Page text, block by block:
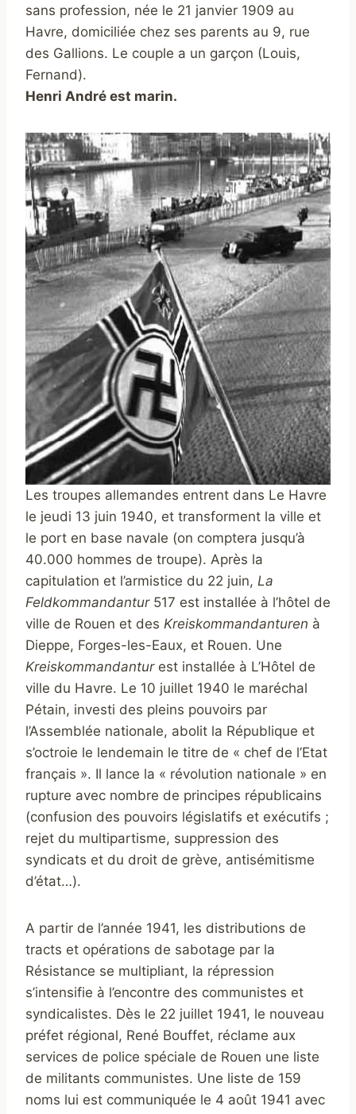
sans profession, née le 21 janvier 1909 au
Havre, domiciliée chez ses parents au 9, rue
des Gallions. Le couple a un garçon (Louis,
Fernand).
Henri André est marin.
Les troupes allemandes entrent dans Le Havre
le jeudi 13 juin 1940, et transforment la ville et
le port en base navale (on comptera jusqu’à
40.000 hommes de troupe). Après la
capitulation et l’armistice du 22 juin, La
Feldkommandantur 517 est installée à l’hôtel de
ville de Rouen et des Kreiskommandanturen à
Dieppe, Forges-les-Eaux, et Rouen. Une
Kreiskommandanturest installée à L’Hôtel de
ville du Havre. Le 10 juillet 1940 le maréchal
Pétain, investi des pleins pouvoirs par
l’Assemblée nationale, abolit la République et
s’octroie le lendemain le titre de « chef de l’Etat
français ». Il lance la « révolution nationale » en
rupture avec nombre de principes républicains
(confusion des pouvoirs législatifs et exécutifs ;
rejet du multipartisme, suppression des
syndicats et du droit de grève, antisémitisme
d’état…).
A partir de l’année 1941, les distributions de
tracts et opérations de sabotage par la
Résistance se multipliant, la répression
s’intensifie à l’encontre des communistes et
syndicalistes. Dès le 22 juillet 1941, le nouveau
préfet régional, René Bouffet, réclame aux
services de police spéciale de Rouen une liste
de militants communistes. Une liste de 159
noms lui est communiquée le 4 août 1941 avec